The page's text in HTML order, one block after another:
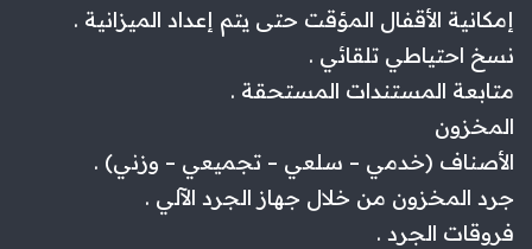
إمكانية الأقفال المؤقت حتى يتم إعداد الميزانية .
نسخ احتياطي تلقائي .
متابعة المستندات المستحقة .
المخزون
الأصناف (خدمي – سلعي – تجميعي – وزني) .
جرد المخزون من خلال جهاز الجرد الآلي .
فروقات الجرد .